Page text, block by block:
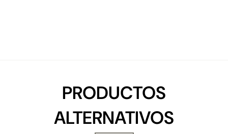
PRODUCTOS
ALTERNATIVOS